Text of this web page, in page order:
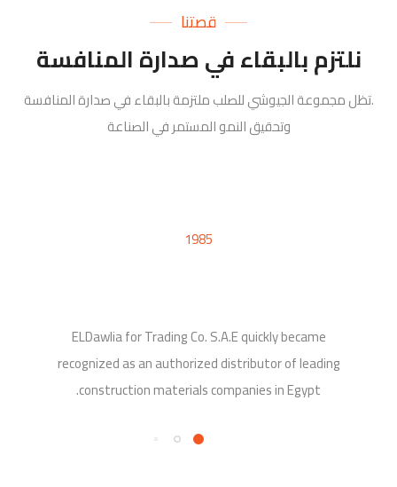
قصتنا
نلتزم بالبقاء في صدارة المنافسة
.تظل مجموعة الجيوشي للصلب ملتزمة بالبقاء في صدارة المنافسة
وتحقيق النمو المستمر في الصناعة
1985
ELDawlia for Trading Co. S.A.E quickly became
recognized as an authorized distributor of leading
construction materials companies in Egypt.